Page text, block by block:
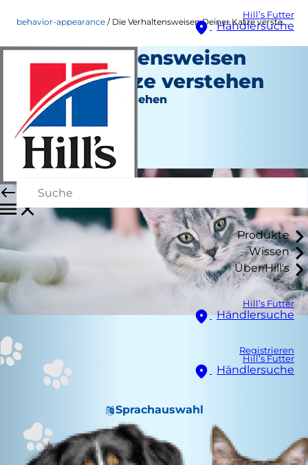
Hill’s Futter
Händlersuche
Produkte
Wissen
Über Hill's
Hill’s Futter
Händlersuche
Registrieren
Hill’s Futter
Händlersuche
Sprachauswahl
behavior-appearance Die Verhaltensweisen Deiner Katze verstehen
Die Verhaltensweisen
Deiner Katze verstehen
Verhalten und Aussehen
Staff Author
|
September 20, 2015